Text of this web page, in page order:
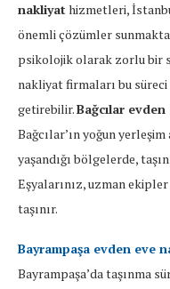
nakliyat hizmetleri,
önemli çözümler
psikolojik olarak zorlu bir
nakliyat firmaları bu
getirebilir.Bağcılar
Bağcılar’ın yoğun
yaşandığı bölgelerde,
Eşyalarınız, uzman
taşınır.
Bayrampaşa evden eve
Bayrampaşa’da taşınma